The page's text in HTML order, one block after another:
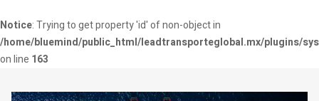
Notice: Trying to get property 'id' of non-object in
/home/bluemind/public_html/leadtransporteglobal.mx/plugins/
on line 163